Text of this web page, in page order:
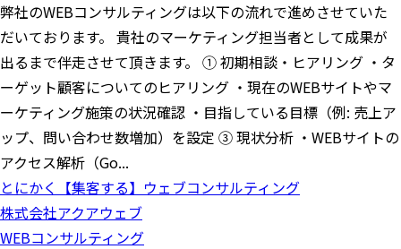
弊社のWEBコンサルティングは以下の流れで進めさせていた
だいております。 貴社のマーケティング担当者として成果が
出るまで伴走させて頂きます。 ① 初期相談・ヒアリング ・タ
ーゲット顧客についてのヒアリング ・現在のWEBサイトやマ
ーケティング施策の状況確認 ・目指している目標（例: 売上ア
ップ、問い合わせ数増加）を設定 ③ 現状分析 ・WEBサイトの
アクセス解析（Go...
とにかく【集客する】ウェブコンサルティング
株式会社アクアウェブ
WEBコンサルティング